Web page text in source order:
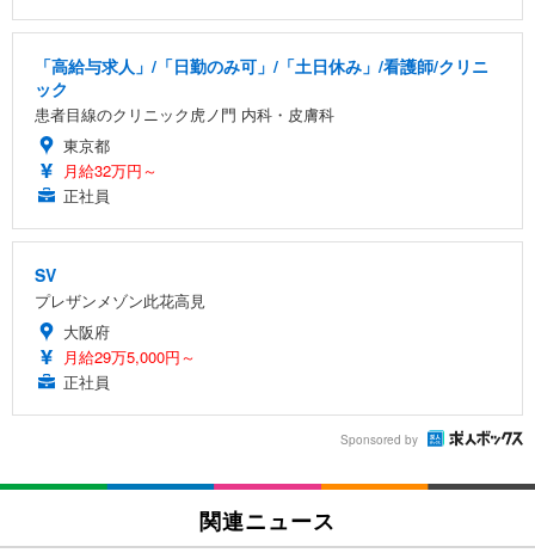
「高給与求人」/「日勤のみ可」/「土日休み」/看護師/クリニ
ック
患者目線のクリニック虎ノ門 内科・皮膚科
東京都
月給32万円～
正社員
SV
プレザンメゾン此花高見
大阪府
月給29万5,000円～
正社員
Sponsored by
関連ニュース